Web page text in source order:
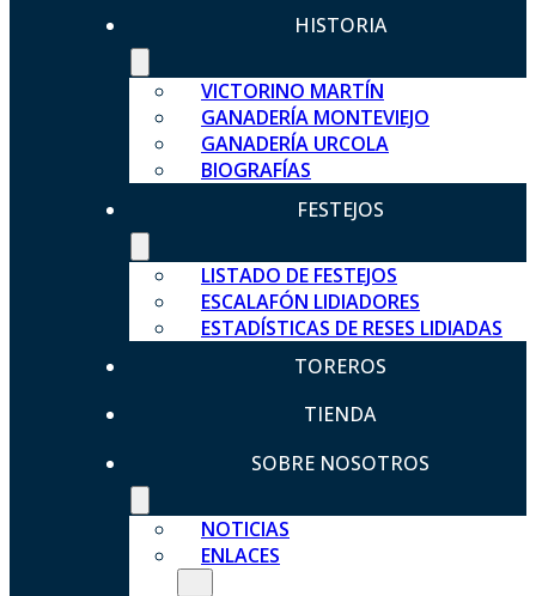
HISTORIA
VICTORINO MARTÍN
GANADERÍA MONTEVIEJO
GANADERÍA URCOLA
BIOGRAFÍAS
FESTEJOS
LISTADO DE FESTEJOS
ESCALAFÓN LIDIADORES
ESTADÍSTICAS DE RESES LIDIADAS
TOREROS
TIENDA
SOBRE NOSOTROS
NOTICIAS
ENLACES